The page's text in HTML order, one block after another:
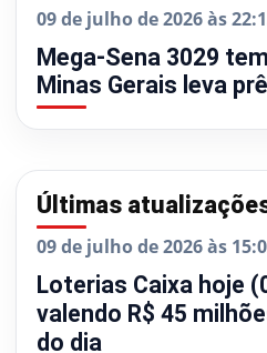
09 de julho de 2026 às
Mega-Sena 3029
Minas Gerais leva
Últimas
09 de julho de 2026 às
Loterias Caixa hoje
valendo R$ 45
do dia